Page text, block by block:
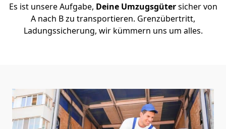
Es ist unsere Aufgabe, Deine Umzugsgütersicher von
A nach B zu transportieren. Grenzübertritt,
Ladungssicherung, wir kümmern uns um alles.